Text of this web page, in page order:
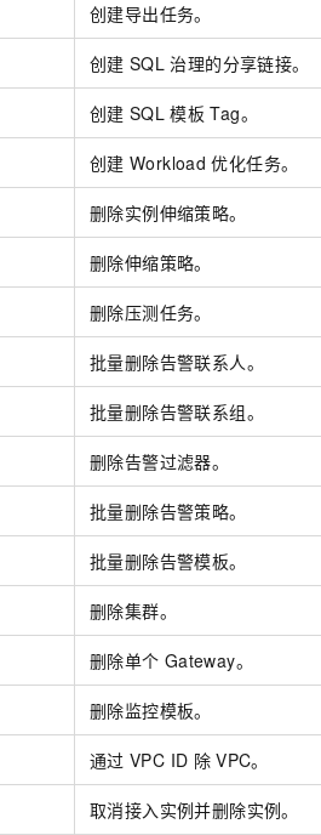
创建导出任务。
创建 SQL 治理的分享链接。
创建 SQL 模板 Tag。
创建 Workload 优化任务。
删除实例伸缩策略。
删除伸缩策略。
删除压测任务。
批量删除告警联系人。
批量删除告警联系组。
删除告警过滤器。
批量删除告警策略。
批量删除告警模板。
删除集群。
删除单个 Gateway。
删除监控模板。
通过 VPC ID 除 VPC。
取消接入实例并删除实例。